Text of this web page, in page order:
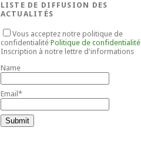
LISTE DE DIFFUSION DES
ACTUALITÉS
Vous acceptez notre politique de
confidentialité Politique de confidentialité
Inscription à notre lettre d'informations
Name
Email*